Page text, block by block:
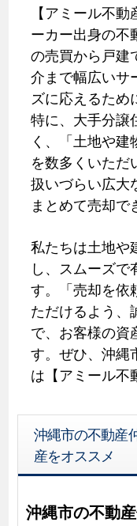
【アミール不
ーカー出身の不
の売買から戸建
介まで幅広いサ
ズに応えるため
特に、大手分譲
く、「土地や
を数多くいただ
扱いづらい広大
まとめて売却で
私たちは土地や
し、スムーズで
す。「売却を依
ただけるよう、
で、お客様の資
す。ぜひ、沖縄
は【アミール不
沖縄市の不動産
産をオススメ
沖縄市の不動